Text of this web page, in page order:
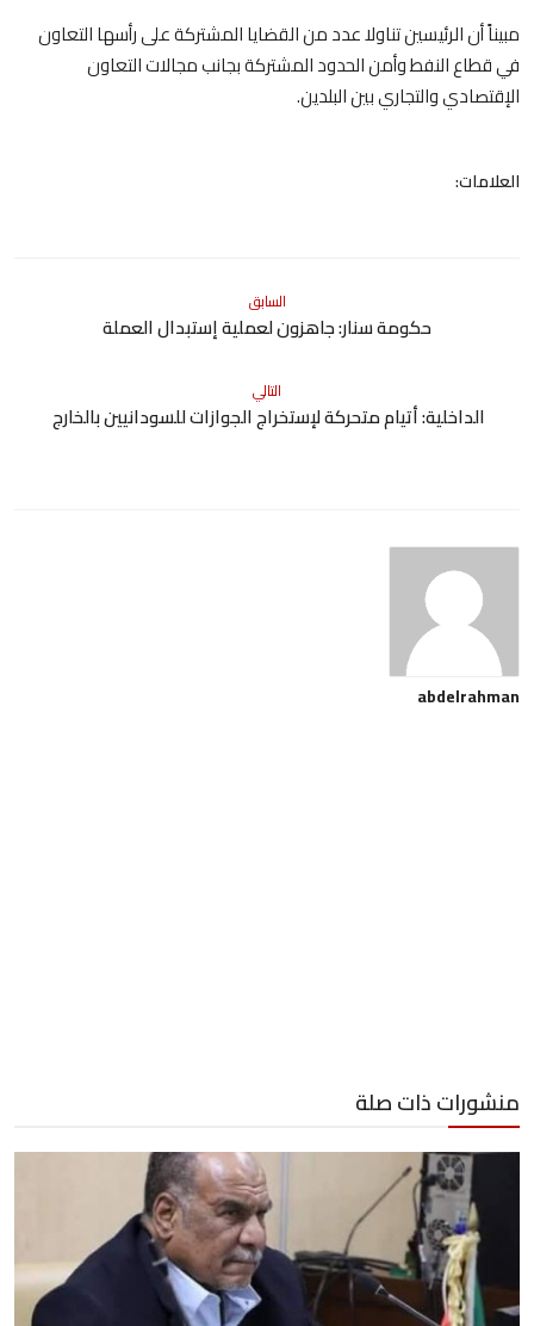
مبيناً أن الرئيسين تناولا عدد من القضايا المشتركة على رأسها التعاون
في قطاع النفط وأمن الحدود المشتركة بجانب مجالات التعاون
الإقتصادي والتجاري بين البلدين.
العلامات:
السابق
حكومة سنار: جاهزون لعملية إستبدال العملة
التالي
الداخلية: أتيام متحركة لإستخراج الجوازات للسودانيين بالخارج
abdelrahman
منشورات ذات صلة